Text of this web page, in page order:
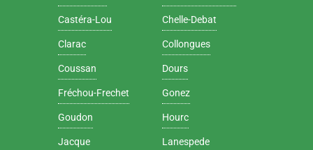
Castéra-Lou Chelle-Debat
Clarac Collongues
Coussan Dours
Fréchou-Frechet Gonez
Goudon Hourc
Jacque Lanespede